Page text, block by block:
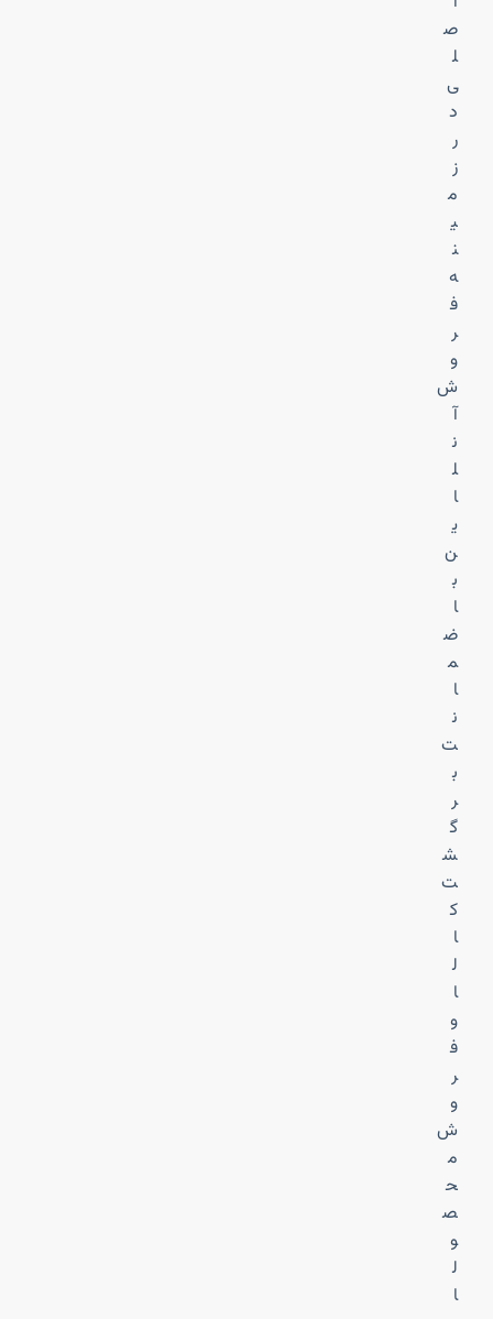
ص
ل
ی
د
ر
ز
م
ی
ن
ه
ف
ر
و
ش
آ
ن
ل
ا
ی
ن
ب
ا
ض
م
ا
ن
ت
ب
ر
گ
ش
ت
ک
ا
ل
ا
و
ف
ر
و
ش
م
ح
ص
و
ل
ا